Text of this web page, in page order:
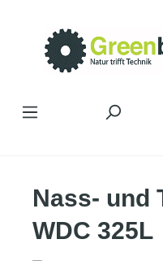
Nass- und
WDC 325L